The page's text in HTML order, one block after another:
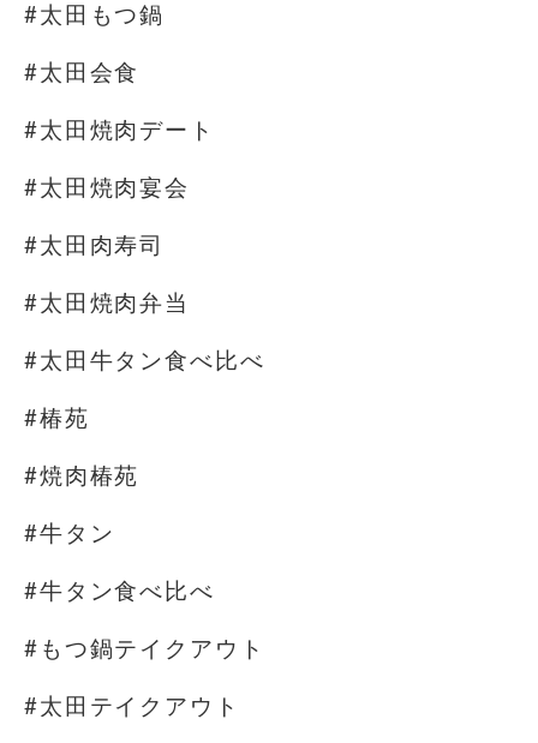
#太田もつ鍋
#太田会食
#太田焼肉デート
#太田焼肉宴会
#太田肉寿司
#太田焼肉弁当
#太田牛タン食べ比べ
#椿苑
#焼肉椿苑
#牛タン
#牛タン食べ比べ
#もつ鍋テイクアウト
#太田テイクアウト